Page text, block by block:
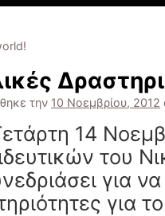
την 10 Νοεμβρίου, 2012
14
του
για
για